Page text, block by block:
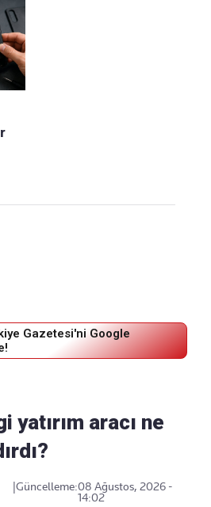
Gazetesi'ni Google
yatırım aracı ne
|Güncelleme:08 Ağustos, 2026 -
14:02